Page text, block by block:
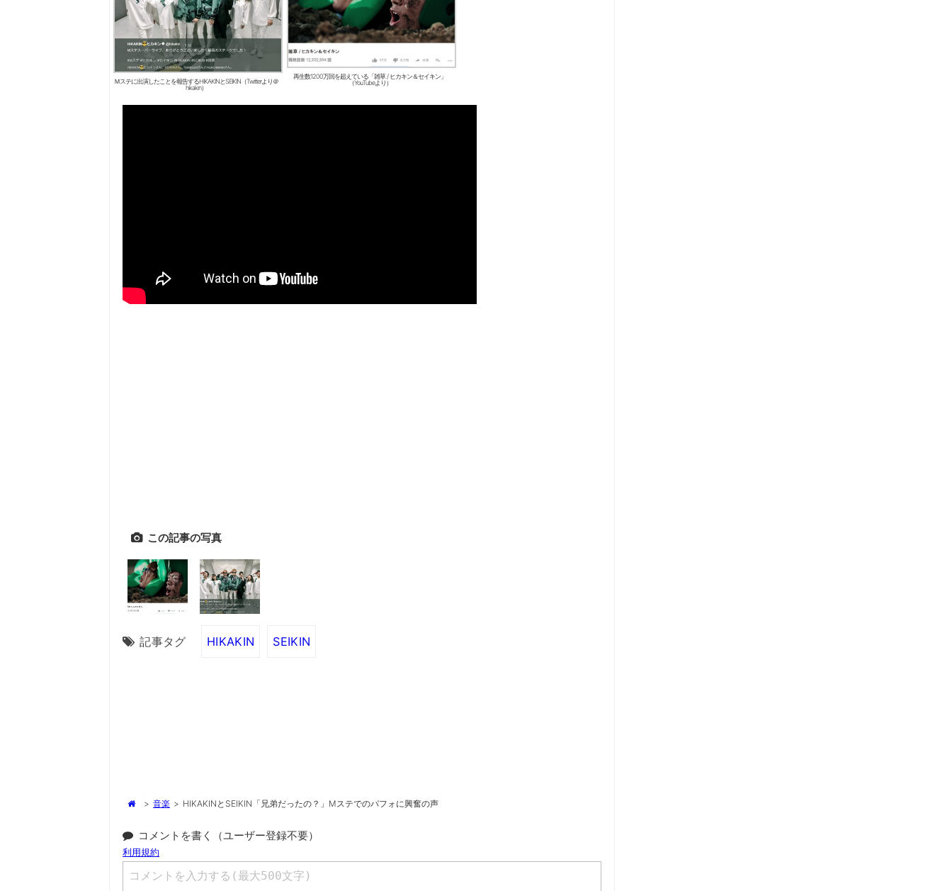
Ｍステに出演したことを報告するHIKAKINとSEIKIN（Twitterより＠
hikakin）
再生数1200万回を超えている「雑草 / ヒカキン＆セイキン」
（YouTubeより）
この記事の写真
記事タグ HIKAKIN SEIKIN
> 音楽 > HIKAKINとSEIKIN「兄弟だったの？」Mステでのパフォに興奮の声
コメントを書く（ユーザー登録不要）